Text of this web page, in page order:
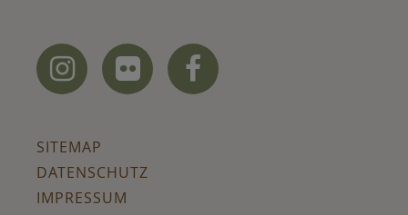
  
SITEMAP
DATENSCHUTZ
IMPRESSUM